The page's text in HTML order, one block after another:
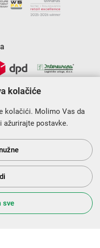
sufinanciranog iz
u sklopu Operativnog
i kohezija”.
od 2014. godine!
kolačiće
kolačići. Molimo Vas da
ažurirajte postavke.
sve